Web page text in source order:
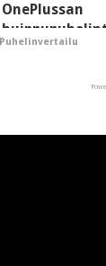
OnePlussan
"perillinen"
Puhelinvertailu